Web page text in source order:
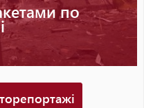
майбутній
у Харкові
- 17:51